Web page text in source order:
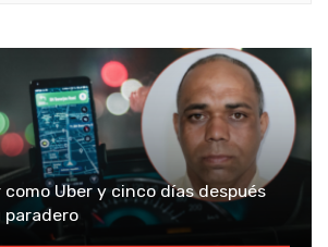
Uber y cinco días después
paradero